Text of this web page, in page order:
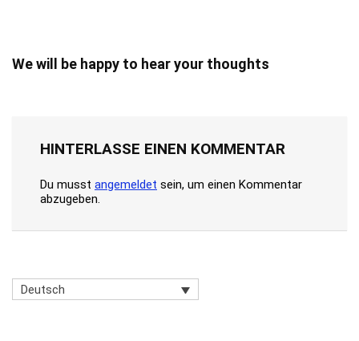
We will be happy to hear your thoughts
HINTERLASSE EINEN KOMMENTAR
Du musst angemeldet sein, um einen Kommentar
abzugeben.
Deutsch